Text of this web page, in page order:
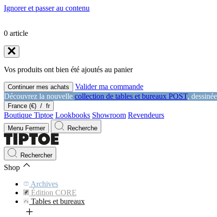
Ignorer et passer au contenu
0 article
Vos produits ont bien été ajoutés au panier
Continuer mes achats
Valider ma commande
Découvrez la nouvelle collection de tables et bureaux POST,
France (€) / fr
Boutique Tiptoe Lookbooks Showroom Revendeurs
Menu Fermer Recherche
Rechercher
Shop
Archives
Édition CORE
Tables et bureaux